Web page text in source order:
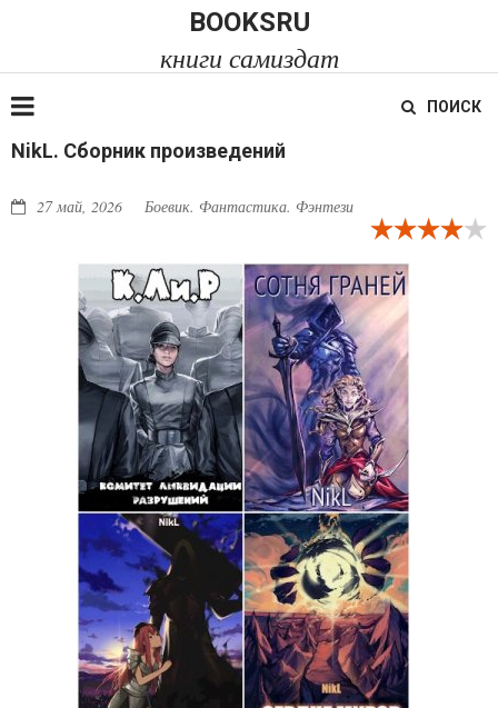
BOOKSRU
книги самиздат
ПОИСК
NikL. Сборник произведений
27 май, 2026 Боевик. Фантастика. Фэнтези